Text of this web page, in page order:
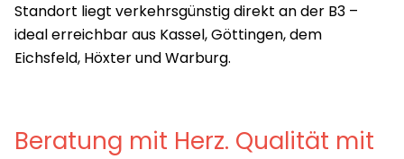
Standort liegt verkehrsgünstig direkt an der B3 –
ideal erreichbar aus Kassel, Göttingen, dem
Eichsfeld, Höxter und Warburg.
Beratung mit Herz. Qualität mit